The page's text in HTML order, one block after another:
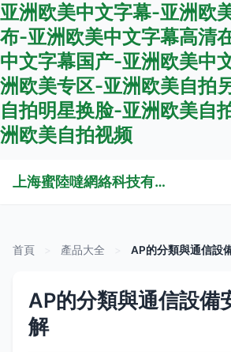
亚洲欧美中文字幕-亚洲欧
布-亚洲欧美中文字幕高清
中文字幕国产-亚洲欧美中
洲欧美专区-亚洲欧美自拍
自拍明星换脸-亚洲欧美自
洲欧美自拍视频
上海蜜陸噠網絡科技有限公司
首頁 產品大全 AP的分類與通信設
AP的分類與通信設備
解